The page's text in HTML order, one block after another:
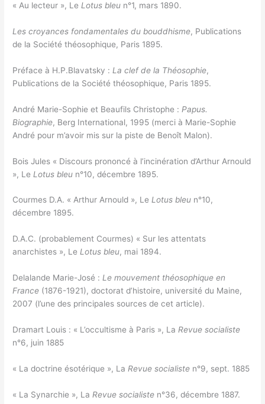
« Au lecteur », Le Lotus bleu n°1, mars 1890.
Les croyances fondamentales du bouddhisme, Publications
de la Société théosophique, Paris 1895.
Préface à H.P.Blavatsky : La clef de la Théosophie,
Publications de la Société théosophique, Paris 1895.
André Marie-Sophie et Beaufils Christophe : Papus.
Biographie, Berg International, 1995 (merci à Marie-Sophie
André pour m’avoir mis sur la piste de Benoît Malon).
Bois Jules « Discours prononcé à l’incinération d’Arthur Arnould
», Le Lotus bleu n°10, décembre 1895.
Courmes D.A. « Arthur Arnould », LeLotus bleu n°10,
décembre 1895.
D.A.C. (probablement Courmes) « Sur les attentats
anarchistes », LeLotus bleu, mai 1894.
Delalande Marie-José : Le mouvement théosophique en
France (1876-1921), doctorat d’histoire, université du Maine,
2007 (l’une des principales sources de cet article).
Dramart Louis : « L’occultisme à Paris », La Revue socialiste
n°6, juin 1885
« La doctrine ésotérique », La Revue socialiste n°9, sept. 1885
« La Synarchie », La Revue socialiste n°36, décembre 1887.